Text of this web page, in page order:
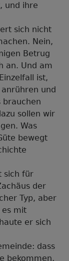
und ihre
sich nicht
Nein,
Betrug
an. Und am
ist,
und
brauchen
sollen wir
Was
bewegt
sich für
der
Typ, aber
es mit
er sich
dass
bekommen,